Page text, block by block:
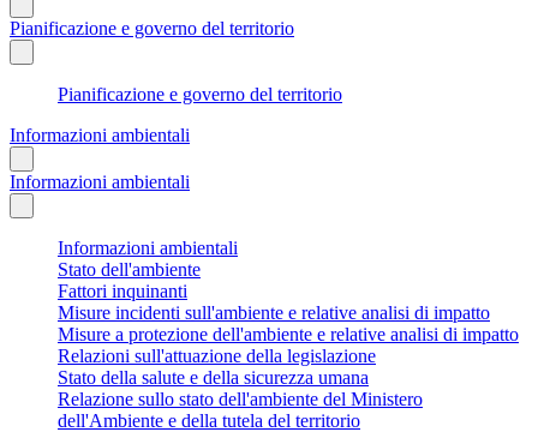
Pianificazione e governo del territorio
Pianificazione e governo del territorio
Informazioni ambientali
Informazioni ambientali
Informazioni ambientali
Stato dell'ambiente
Fattori inquinanti
Misure incidenti sull'ambiente e relative analisi di impatto
Misure a protezione dell'ambiente e relative analisi di impatto
Relazioni sull'attuazione della legislazione
Stato della salute e della sicurezza umana
Relazione sullo stato dell'ambiente del Ministero
dell'Ambiente e della tutela del territorio